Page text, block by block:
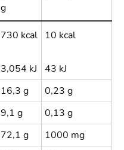
g
730 kcal
3,054 kJ
10 kcal
43 kJ
16,3 g
0,23 g
9,1 g
0,13 g
72,1 g
1000 mg